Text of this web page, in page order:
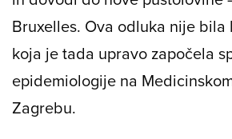
Bruxelles. Ova odluka nije bila
koja je tada upravo započela
epidemiologije na
Zagrebu.